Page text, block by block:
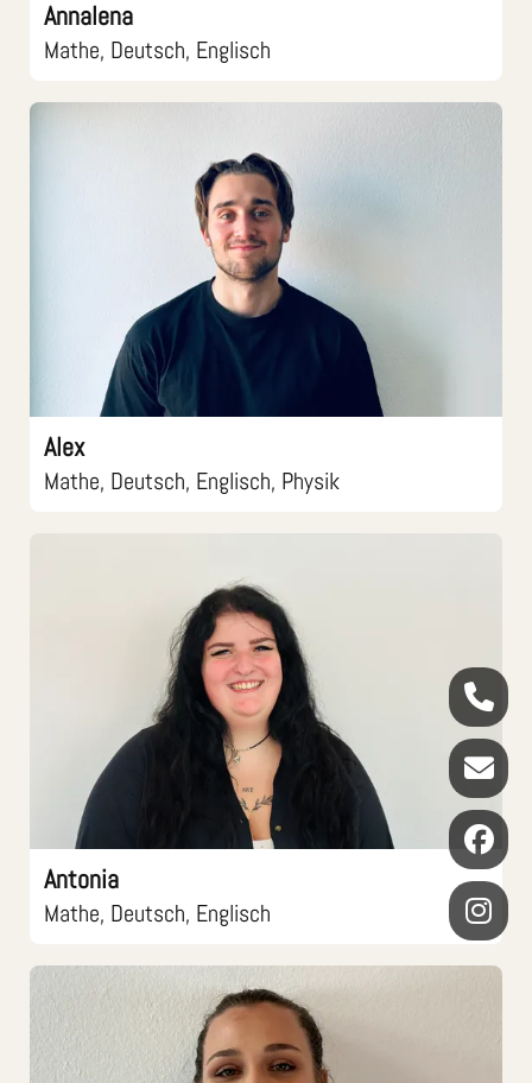
Annalena
Mathe, Deutsch, Englisch
Alex
Mathe, Deutsch, Englisch, Physik
Antonia
Mathe, Deutsch, Englisch